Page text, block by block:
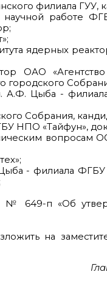
филиала ГУУ,
научной
ядерных
ОАО
городского
А.Ф. Цыба -
Собрания,
НПО «Тайфун»,
вопросам
- филиала
№ 649-п «Об
на